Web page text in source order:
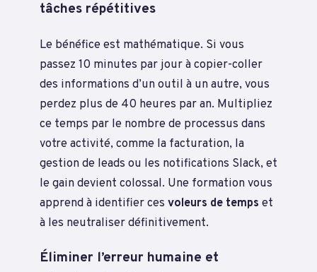
tâches répétitives
Le bénéfice est mathématique. Si vous
passez 10 minutes par jour à copier-coller
des informations d’un outil à un autre, vous
perdez plus de 40 heures par an. Multipliez
ce temps par le nombre de processus dans
votre activité, comme la facturation, la
gestion de leads ou les notifications Slack, et
le gain devient colossal. Une formation vous
apprend à identifier ces voleurs de temps et
à les neutraliser définitivement.
Éliminer l’erreur humaine et